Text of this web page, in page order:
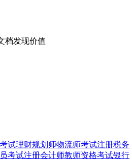
档发现价值
试理财规划师物流师考试注册税务
考试注册会计师教师资格考试银行